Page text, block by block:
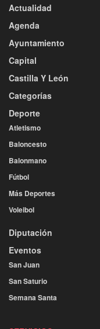
Actualidad
Agenda
Ayuntamiento
Capital
Castilla Y León
Categorías
Deporte
Atletismo
Baloncesto
Balonmano
Fútbol
Más Deportes
Voleibol
Diputación
Eventos
San Juan
San Saturio
Semana Santa